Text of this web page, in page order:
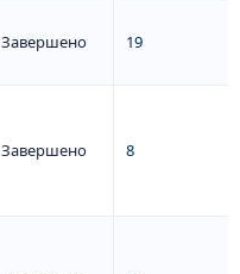
Завершено 19
Завершено 8